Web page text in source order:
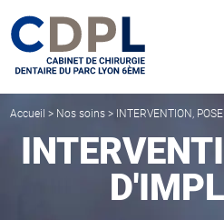
Accueil > Nos soins > INTERVENTION,